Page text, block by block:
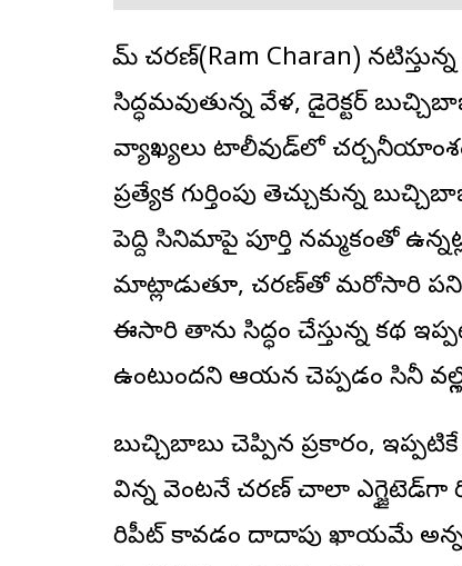
రామ్ చ‌ర‌ణ్(Ram Charan)
సిద్ధమవుతున్న వేళ, డైరెక్ట‌ర్
వ్యాఖ్యలు టాలీవుడ్‌లో
ప్రత్యేక గుర్తింపు తెచ్చుకున్న
పెద్ది సినిమాపై పూర్తి నమ్మకంతో
మాట్లాడుతూ, చరణ్‌తో మరోసారి పని
ఈసారి తాను సిద్ధం చేస్తున్న కథ
ఉంటుందని ఆయన చెప్పడం సినీ
బుచ్చిబాబు చెప్పిన ప్రకారం,
విన్న వెంటనే చరణ్ చాలా
రిపీట్ కావడం దాదాపు ఖాయమే అన్న